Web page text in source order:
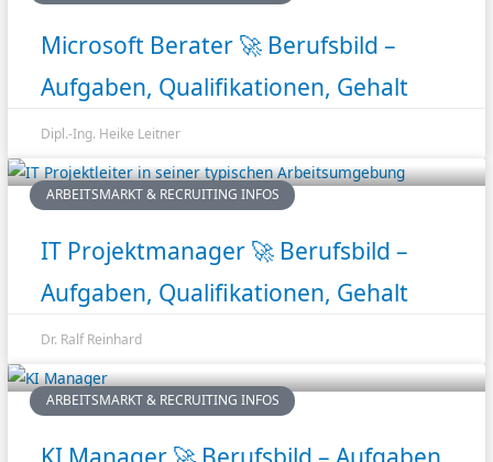
Microsoft Berater 🚀 Berufsbild –
Aufgaben, Qualifikationen, Gehalt
Dipl.-Ing. Heike Leitner
ARBEITSMARKT & RECRUITING INFOS
IT Projektmanager 🚀 Berufsbild –
Aufgaben, Qualifikationen, Gehalt
Dr. Ralf Reinhard
ARBEITSMARKT & RECRUITING INFOS